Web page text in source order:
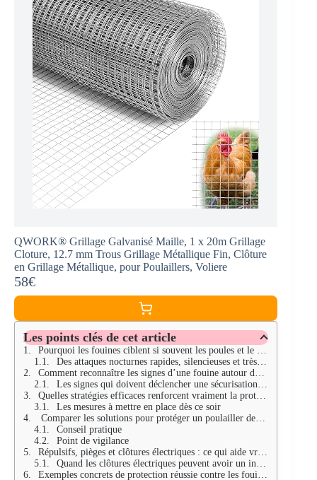
QWORK® Grillage Galvanisé Maille, 1 x 20m Grillage
Cloture, 12.7 mm Trous Grillage Métallique Fin, Clôture
en Grillage Métallique, pour Poulaillers, Voliere
58€
Les points clés de cet article
Pourquoi les fouines ciblent si souvent les poules et le poulailler
Des attaques nocturnes rapides, silencieuses et très stressantes pour les volailles
Comment reconnaître les signes d’une fouine autour des poules
Les signes qui doivent déclencher une sécurisation immédiate
Quelles stratégies efficaces renforcent vraiment la protection du poulailler
Les mesures à mettre en place dès ce soir
Comparer les solutions pour protéger un poulailler des fouines
Conseil pratique
Point de vigilance
Répulsifs, pièges et clôtures électriques : ce qui aide vraiment sans négliger la sécurité animale
Quand les clôtures électriques peuvent avoir un intérêt autour du poulailler
Exemples concrets de protection réussie contre les fouines dans un jardin familial